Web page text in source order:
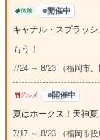
体験 開催中
キャナル・スプラッ
もう！
7/24 ～ 8/23 （福岡市、
グルメ 開催中
夏はホークス！天神
7/17 ～ 8/23 （福岡市